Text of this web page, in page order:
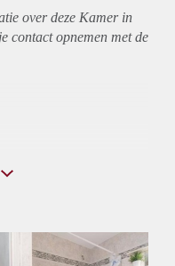
over deze Kamer in
contact opnemen met de